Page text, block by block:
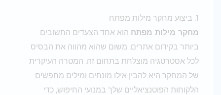
מחקר מילות מפתחהוא אחד הצעדים החשובים
ביותר בקידום אתרים, משום שהוא מהווה את הבסיס
לכל אסטרטגיה מוצלחת בתחום זה. המטרה העיקרית
של המחקר היא להבין אילו מונחים ומילים מחפשים
הלקוחות הפוטנציאליים שלך במנועי החיפוש, כדי